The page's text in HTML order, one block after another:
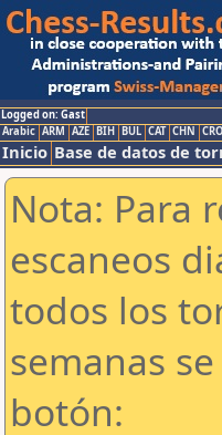
Logged on: Gast
Arabic ARM AZE BIH BUL CAT CHN CRO
Inicio Base de datos de
Nota: Para
escaneos
todos los
semanas
botón: